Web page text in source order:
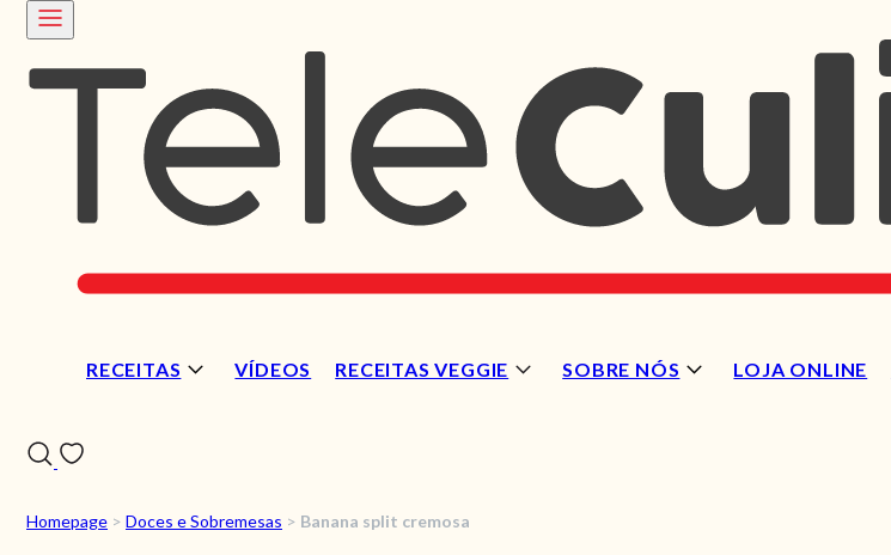
RECEITAS VÍDEOS RECEITAS VEGGIE SOBRE NÓS LOJA ONLINE
Homepage > Doces e Sobremesas > Banana split cremosa